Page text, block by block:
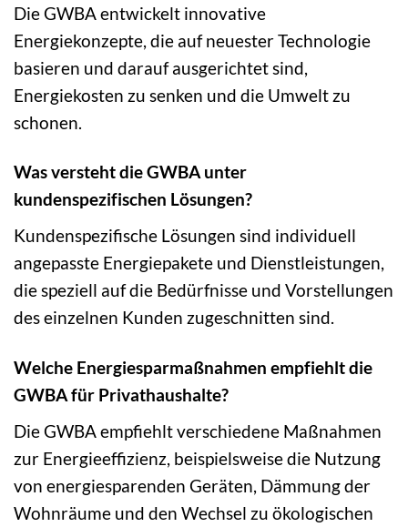
Die GWBA entwickelt innovative
Energiekonzepte, die auf neuester Technologie
basieren und darauf ausgerichtet sind,
Energiekosten zu senken und die Umwelt zu
schonen.
Was versteht die GWBA unter
kundenspezifischen Lösungen?
Kundenspezifische Lösungen sind individuell
angepasste Energiepakete und Dienstleistungen,
die speziell auf die Bedürfnisse und Vorstellungen
des einzelnen Kunden zugeschnitten sind.
Welche Energiesparmaßnahmen empfiehlt die
GWBA für Privathaushalte?
Die GWBA empfiehlt verschiedene Maßnahmen
zur Energieeffizienz, beispielsweise die Nutzung
von energiesparenden Geräten, Dämmung der
Wohnräume und den Wechsel zu ökologischen